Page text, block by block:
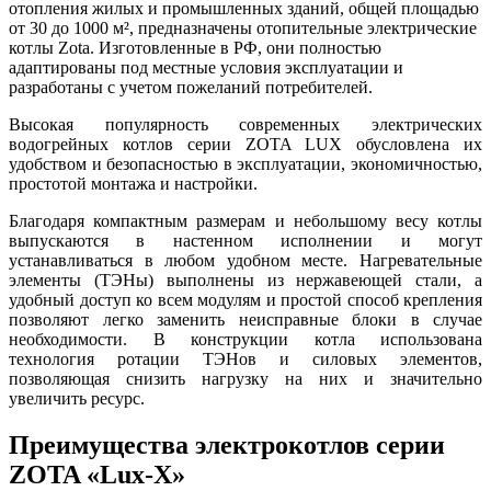
отопления жилых и промышленных зданий, общей площадью
от 30 до 1000 м², предназначены отопительные электрические
котлы Zota. Изготовленные в РФ, они полностью
адаптированы под местные условия эксплуатации и
разработаны с учетом пожеланий потребителей.
Высокая популярность современных электрических
водогрейных котлов серии ZOTA LUX обусловлена их
удобством и безопасностью в эксплуатации, экономичностью,
простотой монтажа и настройки.
Благодаря компактным размерам и небольшому весу котлы
выпускаются в настенном исполнении и могут
устанавливаться в любом удобном месте. Нагревательные
элементы (ТЭНы) выполнены из нержавеющей стали, а
удобный доступ ко всем модулям и простой способ крепления
позволяют легко заменить неисправные блоки в случае
необходимости. В конструкции котла использована
технология ротации ТЭНов и силовых элементов,
позволяющая снизить нагрузку на них и значительно
увеличить ресурс.
Преимущества электрокотлов серии
ZOTA «Lux-X»